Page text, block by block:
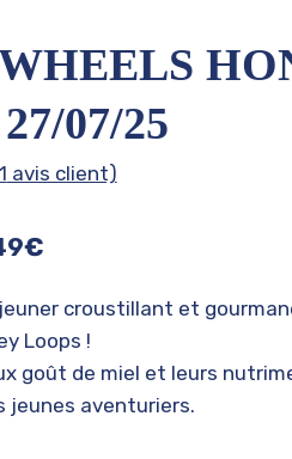
07/25
avis client)
:
€Le
actuel
est :
3,49€.
croustillant et
Loops !
goût de miel et leurs
jeunes aventuriers.